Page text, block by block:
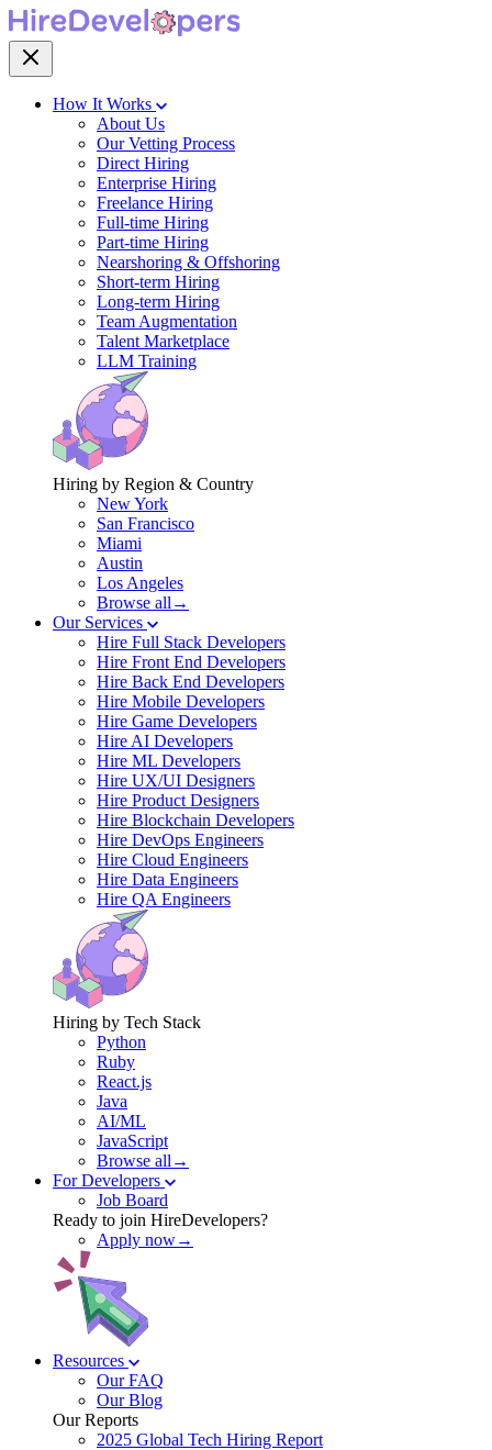
How It Works
About Us
Our Vetting Process
Direct Hiring
Enterprise Hiring
Freelance Hiring
Full-time Hiring
Part-time Hiring
Nearshoring & Offshoring
Short-term Hiring
Long-term Hiring
Team Augmentation
Talent Marketplace
LLM Training
Hiring by Region & Country
New York
San Francisco
Miami
Austin
Los Angeles
Browse all→
Our Services
Hire Full Stack Developers
Hire Front End Developers
Hire Back End Developers
Hire Mobile Developers
Hire Game Developers
Hire AI Developers
Hire ML Developers
Hire UX/UI Designers
Hire Product Designers
Hire Blockchain Developers
Hire DevOps Engineers
Hire Cloud Engineers
Hire Data Engineers
Hire QA Engineers
Hiring by Tech Stack
Python
Ruby
React.js
Java
AI/ML
JavaScript
Browse all→
For Developers
Job Board
Ready to join HireDevelopers?
Apply now→
Resources
Our FAQ
Our Blog
Our Reports
2025 Global Tech Hiring Report